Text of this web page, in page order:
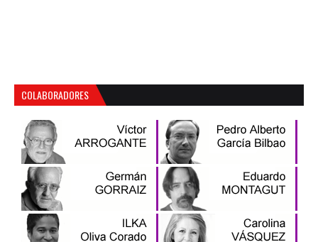
COLABORADORES